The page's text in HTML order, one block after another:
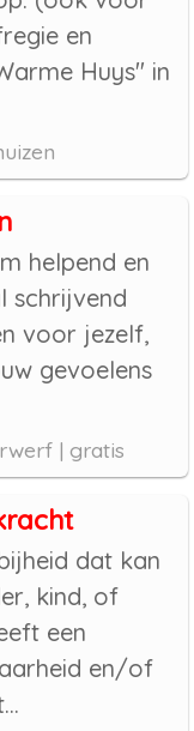
en
Huys" in
helpend en
schrijvend
voor jezelf,
gevoelens
| gratis
dat kan
kind, of
een
en/of